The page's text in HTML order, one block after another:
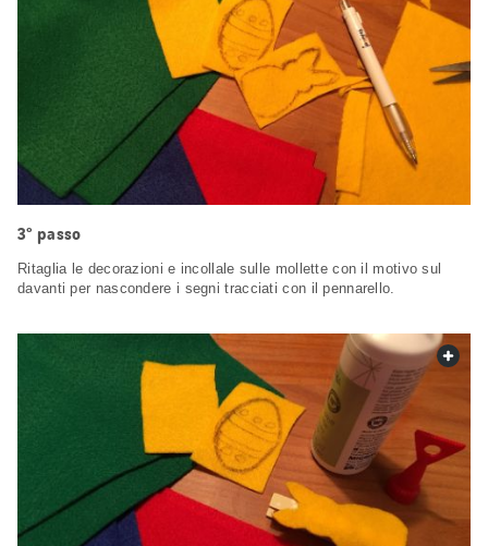
3° passo
Ritaglia le decorazioni e incollale sulle mollette con il motivo sul
davanti per nascondere i segni tracciati con il pennarello.